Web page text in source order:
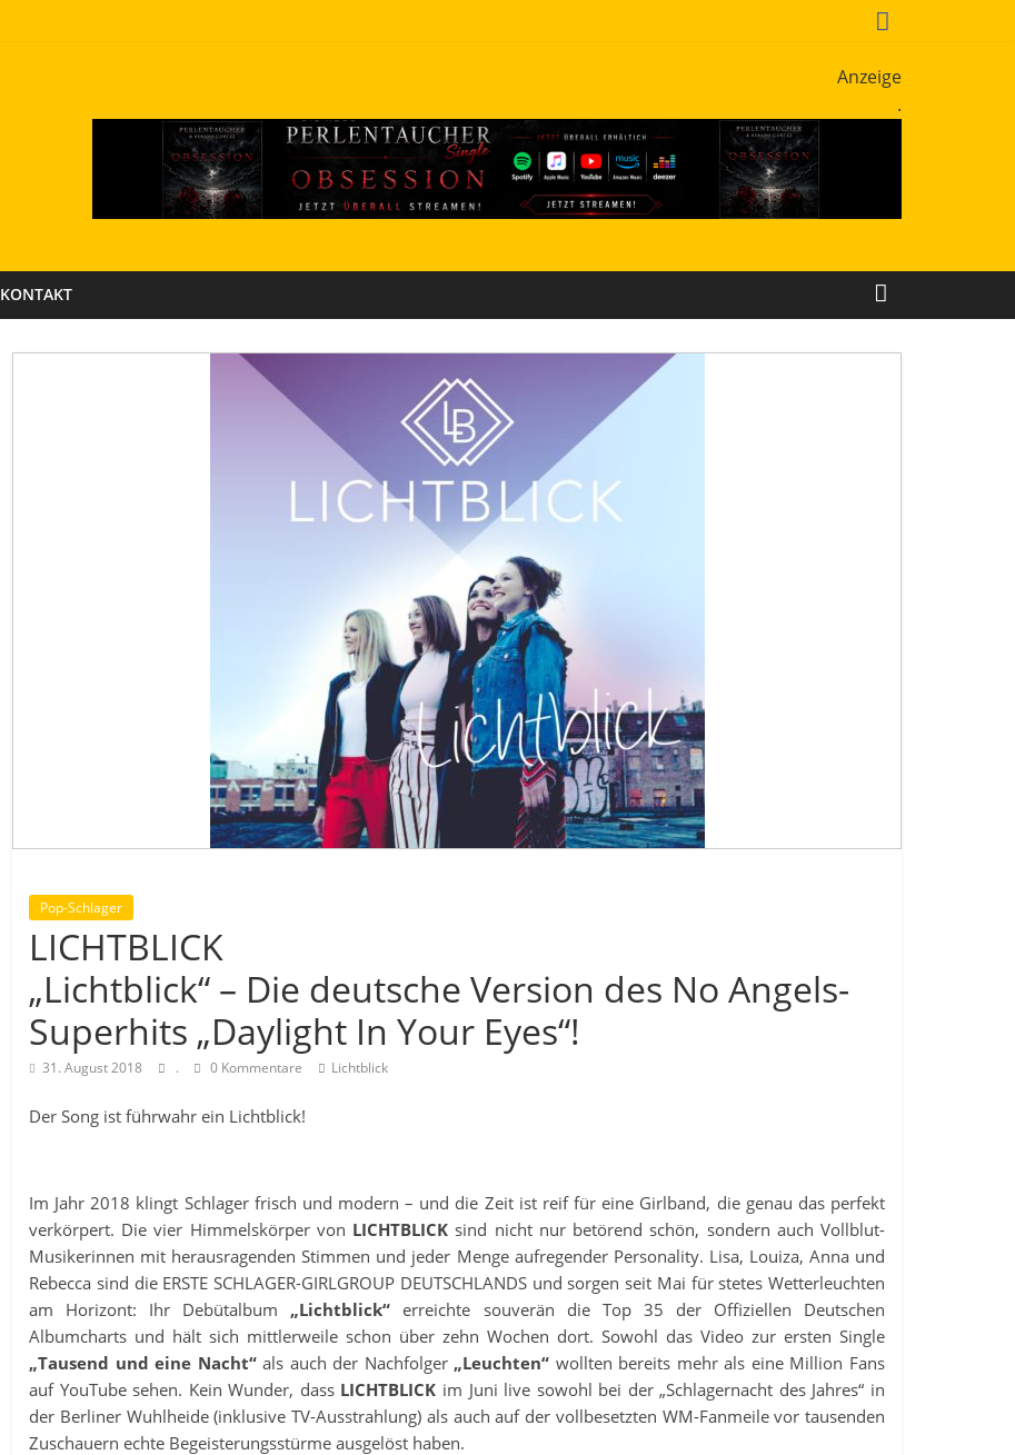
Anzeige
.
KONTAKT
Pop-Schlager
LICHTBLICK
„Lichtblick“ – Die deutsche Version des No Angels-
Superhits „Daylight In Your Eyes“!
31. August 2018 . 0 Kommentare Lichtblick
Der Song ist führwahr ein Lichtblick!
Im Jahr 2018 klingt Schlager frisch und modern – und die Zeit ist reif für eine Girlband, die genau das perfekt
verkörpert. Die vier Himmelskörper von LICHTBLICK sind nicht nur betörend schön, sondern auch Vollblut-
Musikerinnen mit herausragenden Stimmen und jeder Menge aufregender Personality. Lisa, Louiza, Anna und
Rebecca sind die ERSTE SCHLAGER-GIRLGROUP DEUTSCHLANDS und sorgen seit Mai für stetes Wetterleuchten
am Horizont: Ihr Debütalbum „Lichtblick“ erreichte souverän die Top 35 der Offiziellen Deutschen
Albumcharts und hält sich mittlerweile schon über zehn Wochen dort. Sowohl das Video zur ersten Single
„Tausend und eine Nacht“als auch der Nachfolger „Leuchten“ wollten bereits mehr als eine Million Fans
auf YouTube sehen. Kein Wunder, dass LICHTBLICK im Juni live sowohl bei der „Schlagernacht des Jahres“ in
der Berliner Wuhlheide (inklusive TV-Ausstrahlung) als auch auf der vollbesetzten WM-Fanmeile vor tausenden
Zuschauern echte Begeisterungsstürme ausgelöst haben.